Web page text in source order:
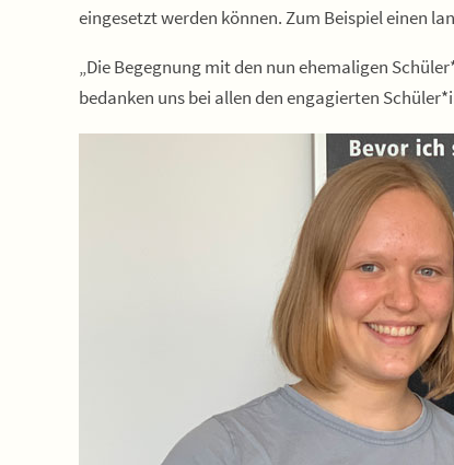
eingesetzt werden können. Zum Beispiel einen
„Die Begegnung mit den nun ehemaligen
bedanken uns bei allen den engagierten